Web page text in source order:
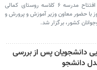
زاهدان - آیین افتتاح مدرسه ۶ کلاسه روستای کمالی
با حضور معاون وزیر آموزش و پرورش و
کشور، برگزار شد.
دانشجویان پس از بررسی
دانشجو